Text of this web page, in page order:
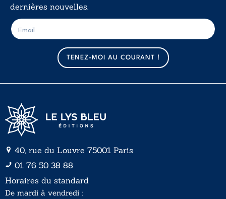
dernières nouvelles.
m
a
i
l
E
-
m
TENEZ-MOI AU COURANT !
40, rue du Louvre 75001 Paris
01 76 50 38 88
Horaires du standard
De mardi à vendredi :